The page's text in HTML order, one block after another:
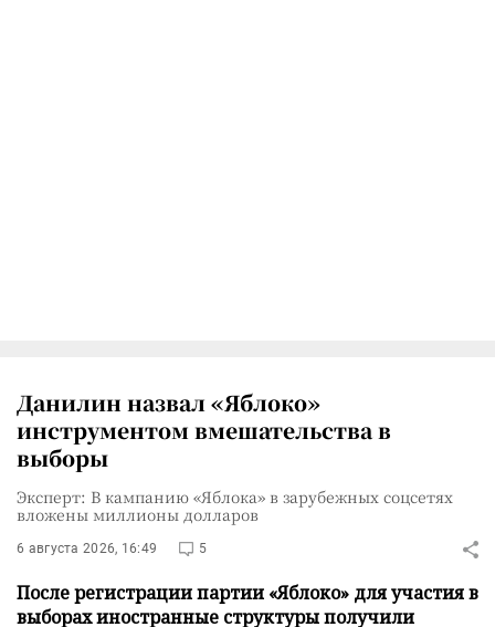
Данилин назвал «Яблоко»
инструментом вмешательства в
выборы
Эксперт: В кампанию «Яблока» в зарубежных соцсетях
вложены миллионы долларов
6 августа 2026, 16:49 5
После регистрации партии «Яблоко» для участия в
выборах иностранные структуры получили